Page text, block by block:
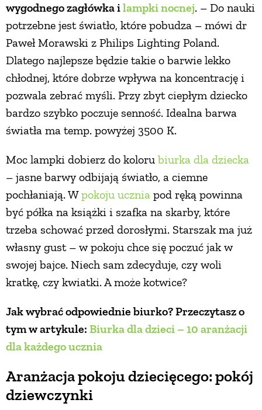
wygodnego zagłówka ilampki nocnej. – Do nauki
potrzebne jest światło, które pobudza – mówi dr
Paweł Morawski z Philips Lighting Poland.
Dlatego najlepsze będzie takie o barwie lekko
chłodnej, które dobrze wpływa na koncentrację i
pozwala zebrać myśli. Przy zbyt ciepłym dziecko
bardzo szybko poczuje senność. Idealna barwa
światła ma temp. powyżej 3500 K.
Moc lampki dobierz do koloru biurka dla dziecka
– jasne barwy odbijają światło, a ciemne
pochłaniają. Wpokoju ucznia pod ręką powinna
być półka na książki i szafka na skarby, które
trzeba schować przed dorosłymi. Starszak ma już
własny gust – w pokoju chce się poczuć jak w
swojej bajce. Niech sam zdecyduje, czy woli
kratkę, czy kwiatki. A może kotwice?
Jak wybrać odpowiednie biurko? Przeczytasz o
tym w artykule: Biurka dla dzieci – 10 aranżacji
dla każdego ucznia
Aranżacja pokoju dziecięcego: pokój
dziewczynki